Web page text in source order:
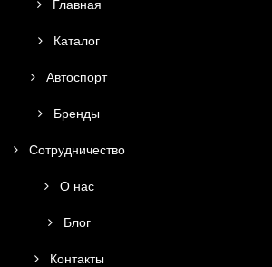
Главная
Каталог
Автоспорт
Бренды
Сотрудничество
О нас
Блог
Контакты